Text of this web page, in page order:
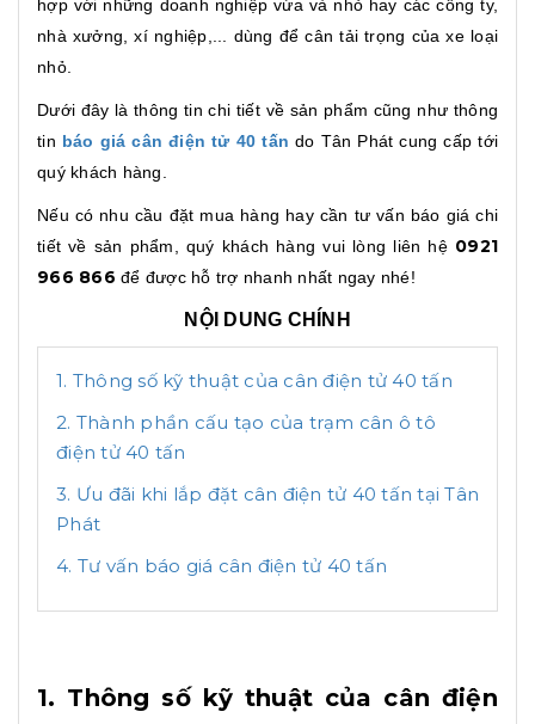
hợp với những doanh nghiệp vừa và nhỏ hay các công ty,
nhà xưởng, xí nghiệp,... dùng để cân tải trọng của xe loại
nhỏ.
Dưới đây là thông tin chi tiết về sản phẩm cũng như thông
tin báo giá cân điện tử 40 tấn do Tân Phát cung cấp tới
quý khách hàng.
Nếu có nhu cầu đặt mua hàng hay cần tư vấn báo giá chi
tiết về sản phẩm, quý khách hàng vui lòng liên hệ 0921
966 866 để được hỗ trợ nhanh nhất ngay nhé!
NỘI DUNG CHÍNH
1. Thông số kỹ thuật của cân điện tử 40 tấn
2. Thành phần cấu tạo của trạm cân ô tô
điện tử 40 tấn
3. Ưu đãi khi lắp đặt cân điện tử 40 tấn tại Tân
Phát
4. Tư vấn báo giá cân điện tử 40 tấn
1. Thông số kỹ thuật của cân điện